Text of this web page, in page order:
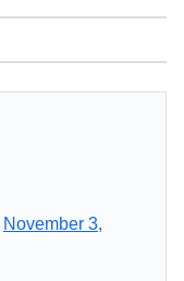
November 3,